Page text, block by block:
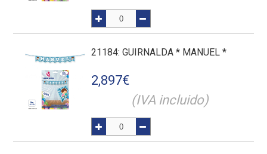
21184: GUIRNALDA * MANUEL *
2,897€
(IVA incluido)